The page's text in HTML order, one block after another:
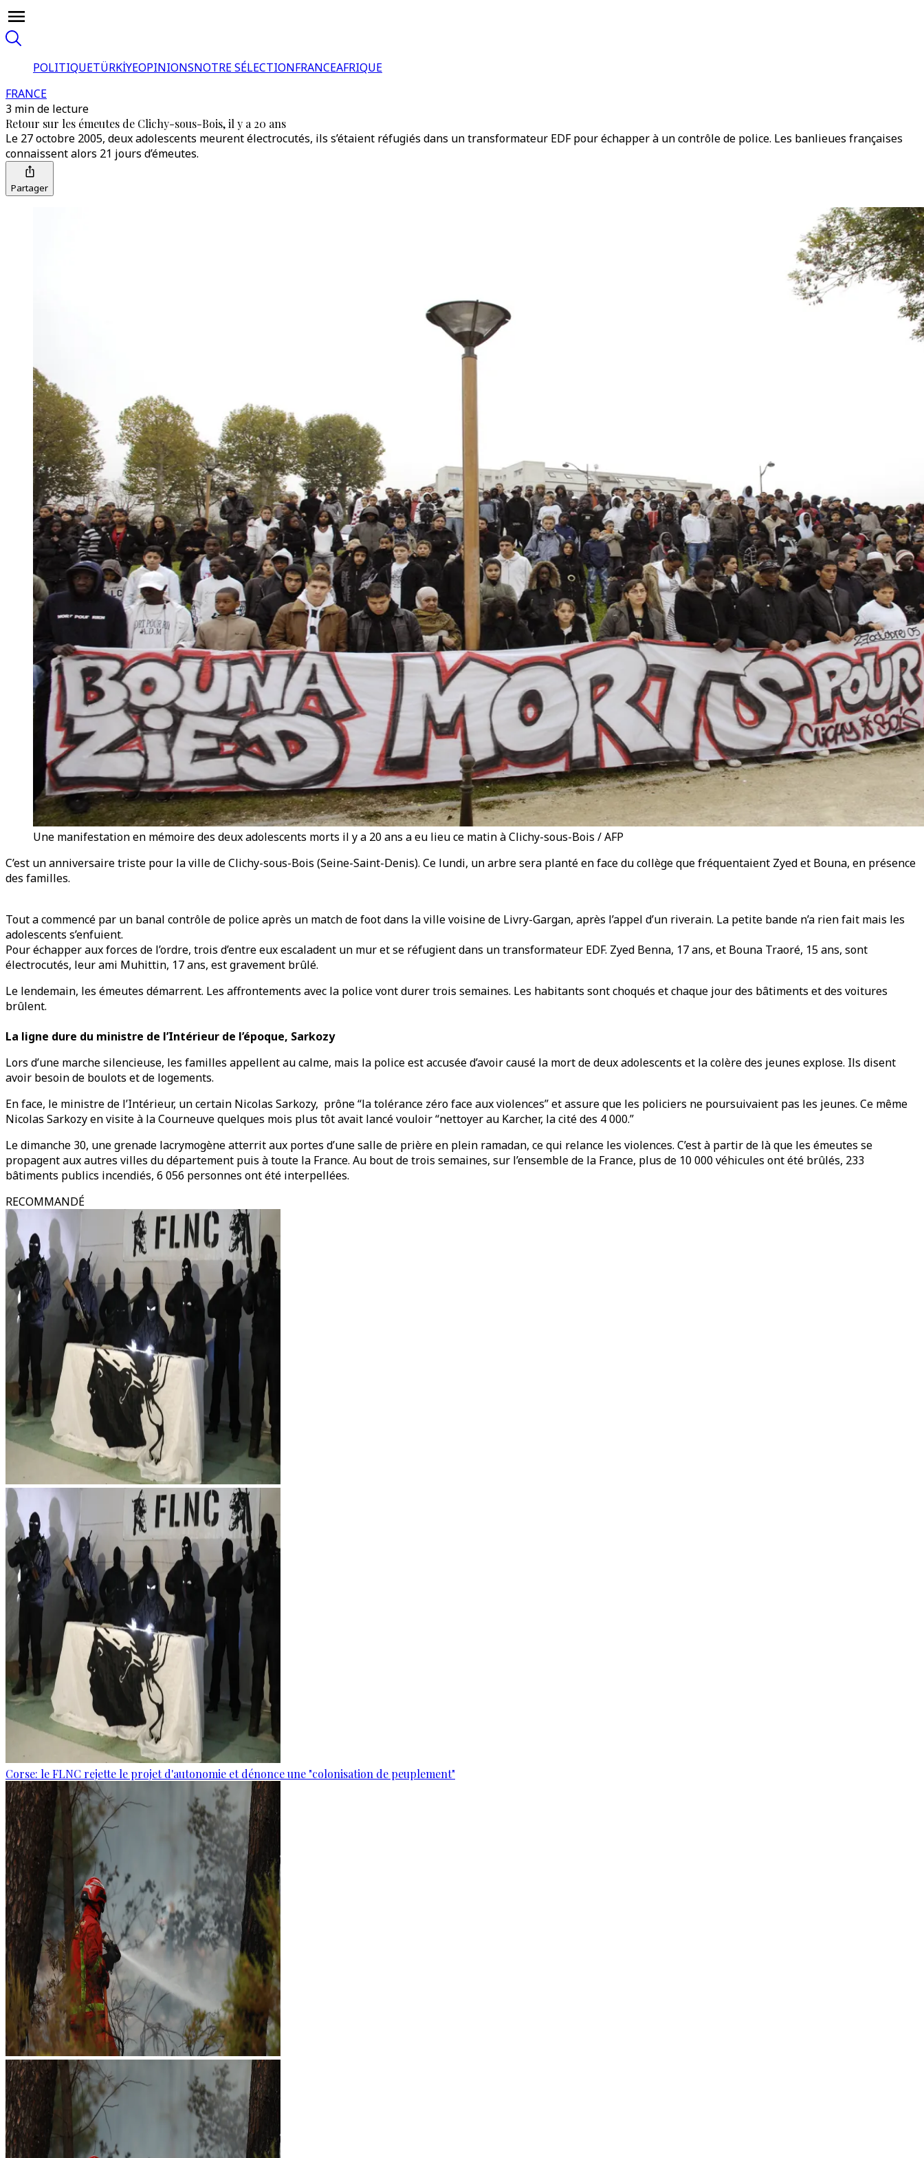
POLITIQUETÜRKİYEOPINIONSNOTRE SÉLECTIONFRANCEAFRIQUE
FRANCE
3 min de lecture
Retour sur les émeutes de Clichy-sous-Bois, il y a 20 ans
Le 27 octobre 2005, deux adolescents meurent électrocutés, ils s’étaient réfugiés dans un transformateur EDF pour échapper à un contrôle de police. Les banlieues françaises
connaissent alors 21 jours d’émeutes.
Partager
Une manifestation en mémoire des deux adolescents morts il y a 20 ans a eu lieu ce matin à Clichy-sous-Bois / AFP
C’est un anniversaire triste pour la ville de Clichy-sous-Bois (Seine-Saint-Denis). Ce lundi, un arbre sera planté en face du collège que fréquentaient Zyed et Bouna, en présence
des familles.
Tout a commencé par un banal contrôle de police après un match de foot dans la ville voisine de Livry-Gargan, après l’appel d’un riverain. La petite bande n’a rien fait mais les
adolescents s’enfuient.
Pour échapper aux forces de l’ordre, trois d’entre eux escaladent un mur et se réfugient dans un transformateur EDF. Zyed Benna, 17 ans, et Bouna Traoré, 15 ans, sont
électrocutés, leur ami Muhittin, 17 ans, est gravement brûlé.
Le lendemain, les émeutes démarrent. Les affrontements avec la police vont durer trois semaines. Les habitants sont choqués et chaque jour des bâtiments et des voitures
brûlent.
La ligne dure du ministre de l’Intérieur de l’époque, Sarkozy
Lors d’une marche silencieuse, les familles appellent au calme, mais la police est accusée d’avoir causé la mort de deux adolescents et la colère des jeunes explose. Ils disent
avoir besoin de boulots et de logements.
En face, le ministre de l’Intérieur, un certain Nicolas Sarkozy, prône “la tolérance zéro face aux violences” et assure que les policiers ne poursuivaient pas les jeunes. Ce même
Nicolas Sarkozy en visite à la Courneuve quelques mois plus tôt avait lancé vouloir “nettoyer au Karcher, la cité des 4 000.”
Le dimanche 30, une grenade lacrymogène atterrit aux portes d’une salle de prière en plein ramadan, ce qui relance les violences. C’est à partir de là que les émeutes se
propagent aux autres villes du département puis à toute la France. Au bout de trois semaines, sur l’ensemble de la France, plus de 10 000 véhicules ont été brûlés, 233
bâtiments publics incendiés, 6 056 personnes ont été interpellées.
RECOMMANDÉ
Corse: le FLNC rejette le projet d'autonomie et dénonce une "colonisation de peuplement"